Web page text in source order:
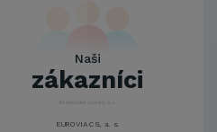
Naši
zákazníci
Brně,Správa kolejí a menz
Arcibiskupství pražské
Kostelecké uzeniny a.s.
EUROVIA CS, a. s.